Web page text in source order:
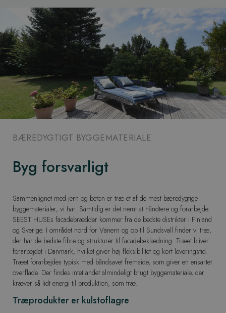
BÆREDYGTIGT BYGGEMATERIALE
Byg forsvarligt
Sammenlignet med jern og beton er træ et af de mest bæredygtige
byggematerialer, vi har. Samtidig er det nemt at håndtere og forarbejde.
SEEST HUSEs facadebrædder kommer fra de bedste distrikter i Finland
og Sverige. I området nord for Vänern og op til Sundsvall finder vi træ,
der har de bedste fibre og strukturer til facadebeklædning. Træet bliver
forarbejdet i Danmark, hvilket giver høj fleksibilitet og kort leveringstid.
Træet forarbejdes typisk med båndsavet fremside, som giver en ensartet
overflade. Der findes intet andet almindeligt brugt byggemateriale, der
kræver så lidt energi til produktion, som træ.
Træprodukter er kulstoflagre